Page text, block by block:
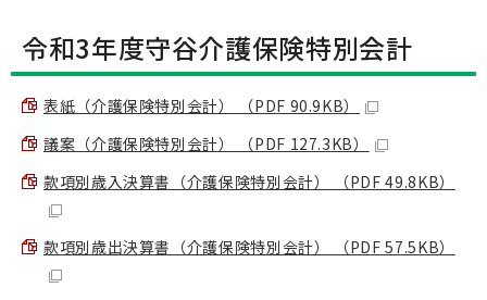
令和3年度守谷介護保険特別会計
表紙（介護保険特別会計） （PDF 90.9KB）
議案（介護保険特別会計） （PDF 127.3KB）
款項別歳入決算書（介護保険特別会計） （PDF 49.8KB）
款項別歳出決算書（介護保険特別会計） （PDF 57.5KB）